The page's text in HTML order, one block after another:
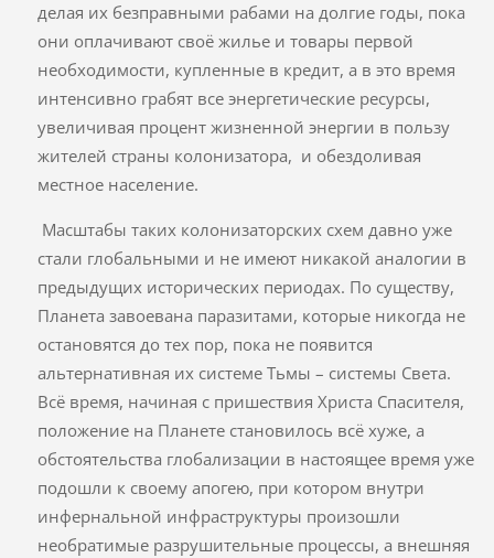
делая их безправными рабами на долгие годы, пока
они оплачивают своё жилье и товары первой
необходимости, купленные в кредит, а в это время
интенсивно грабят все энергетические ресурсы,
увеличивая процент жизненной энергии в пользу
жителей страны колонизатора, и обездоливая
местное население.
Масштабы таких колонизаторских схем давно уже
стали глобальными и не имеют никакой аналогии в
предыдущих исторических периодах. По существу,
Планета завоевана паразитами, которые никогда не
остановятся до тех пор, пока не появится
альтернативная их системе Тьмы – системы Света.
Всё время, начиная с пришествия Христа Спасителя,
положение на Планете становилось всё хуже, а
обстоятельства глобализации в настоящее время уже
подошли к своему апогею, при котором внутри
инфернальной инфраструктуры произошли
необратимые разрушительные процессы, а внешняя